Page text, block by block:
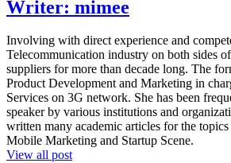
Writer: mimee
Involving with direct experience and
Telecommunication industry on both sides
suppliers for more than decade long. The
Product Development and Marketing in
Services on 3G network. She has been
speaker by various institutions and
written many academic articles for the
Mobile Marketing and Startup Scene.
View all post